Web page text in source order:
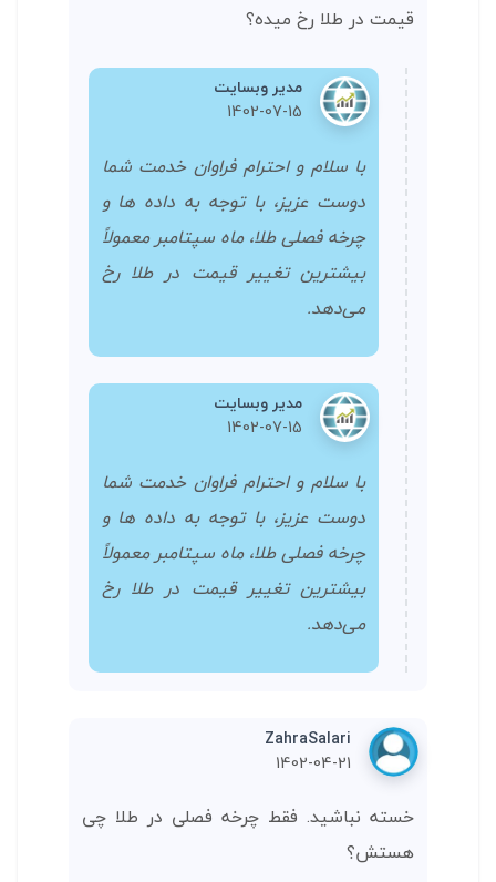
قیمت در طلا رخ میده؟
مدیر وبسایت
1402-07-15
با سلام و احترام فراوان خدمت شما
دوست عزیز، با توجه به داده ها و
چرخه فصلی طلا، ماه سپتامبر معمولاً
بیشترین تغییر قیمت در طلا رخ
می‌دهد.
مدیر وبسایت
1402-07-15
با سلام و احترام فراوان خدمت شما
دوست عزیز، با توجه به داده ها و
چرخه فصلی طلا، ماه سپتامبر معمولاً
بیشترین تغییر قیمت در طلا رخ
می‌دهد.
ZahraSalari
1402-04-21
خسته نباشید. فقط چرخه فصلی در طلا چی
هستش؟